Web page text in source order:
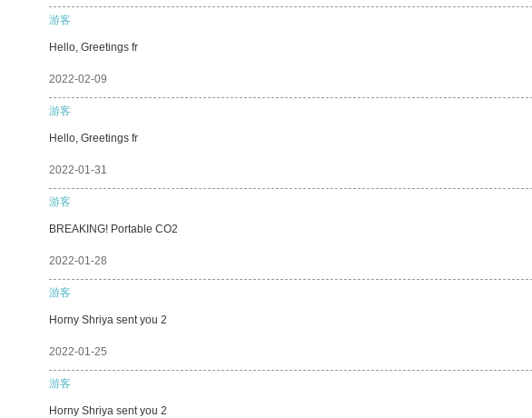
游客
Hello, Greetings fr
2022-02-09
游客
Hello, Greetings fr
2022-01-31
游客
BREAKING! Portable CO2
2022-01-28
游客
Horny Shriya sent you 2
2022-01-25
游客
Horny Shriya sent you 2